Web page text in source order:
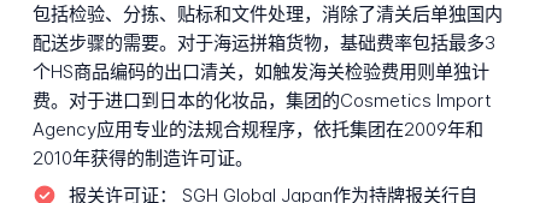
包括检验、分拣、贴标和文件处理，消除了清关后单独国内
配送步骤的需要。对于海运拼箱货物，基础费率包括最多3
个HS商品编码的出口清关，如触发海关检验费用则单独计
费。对于进口到日本的化妆品，集团的Cosmetics Import
Agency应用专业的法规合规程序，依托集团在2009年和
2010年获得的制造许可证。
报关许可证：
SGH Global Japan作为持牌报关行自